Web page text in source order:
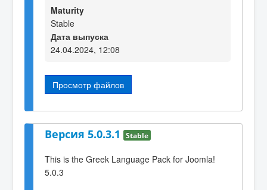
Maturity
Stable
Дата выпуска
24.04.2024, 12:08
Просмотр файлов
Версия 5.0.3.1 Stable
This is the Greek Language Pack for Joomla!
5.0.3